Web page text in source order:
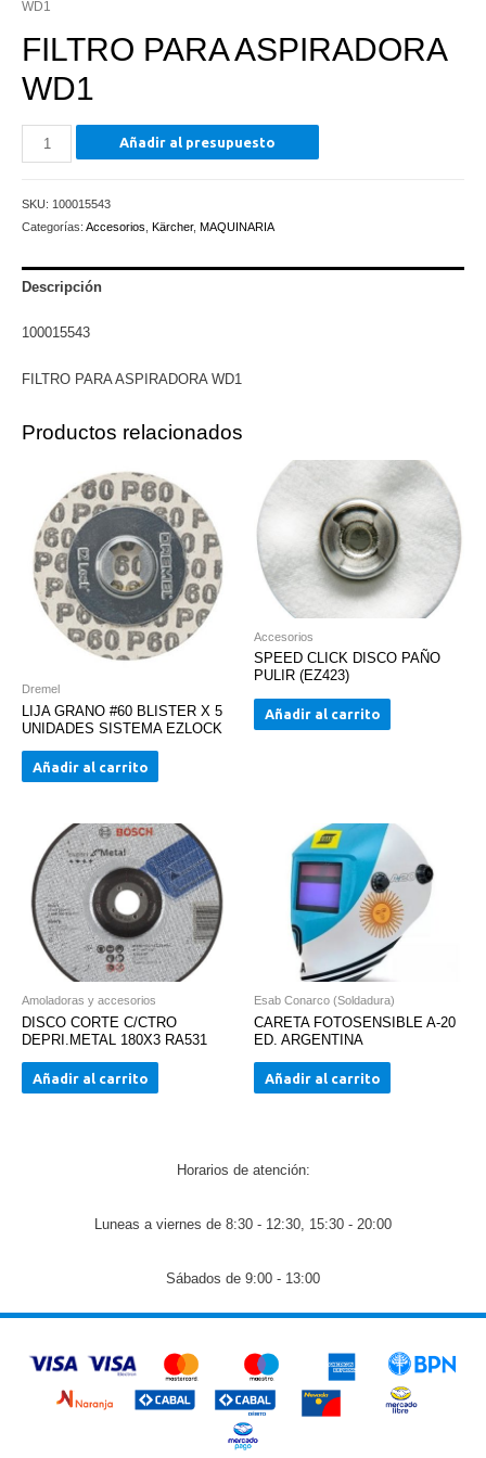
WD1
FILTRO PARA ASPIRADORA
WD1
FILTRO
PARA
WD1
cantidad
Añadir al presupuesto
SKU: 100015543
Categorías: Accesorios Kärcher, MAQUINARIA
Descripción
100015543
FILTRO PARA ASPIRADORA WD1
Productos relacionados
Dremel
LIJA GRANO #60 BLISTER X 5
UNIDADES SISTEMA EZLOCK
Añadir al carrito
Accesorios
SPEED CLICK DISCO PAÑO
PULIR (EZ423)
Añadir al carrito
Amoladoras y accesorios
DISCO CORTE C/CTRO
DEPRI.METAL 180X3 RA531
Añadir al carrito
Esab Conarco (Soldadura)
CARETA FOTOSENSIBLE A-20
ED. ARGENTINA
Añadir al carrito
Horarios de atención:
Luneas a viernes de 8:30 - 12:30, 15:30 - 20:00
Sábados de 9:00 - 13:00